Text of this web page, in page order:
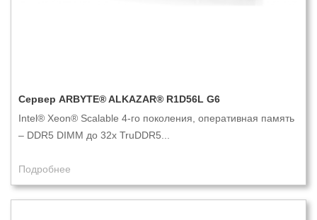
Сервер ARBYTE® ALKAZAR® R1D56L G6
Intel® Xeon® Scalable 4-го поколения, оперативная память
– DDR5 DIMM до 32x TruDDR5...
Подробнее